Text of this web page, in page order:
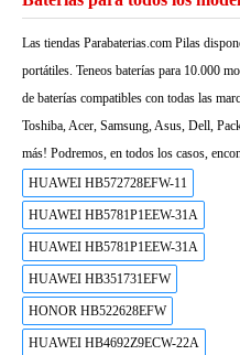
Las tiendas Parabaterias.com Pilas
portátiles. Teneos baterías para 10.000
de baterías compatibles con todas las
Toshiba, Acer, Samsung, Asus, Dell,
más! Podremos, en todos los casos,
HUAWEI HB572728EFW-11
HUAWEI HB5781P1EEW-31A
HUAWEI HB5781P1EEW-31A
HUAWEI HB351731EFW
HONOR HB522628EFW
HUAWEI HB4692Z9ECW-22A